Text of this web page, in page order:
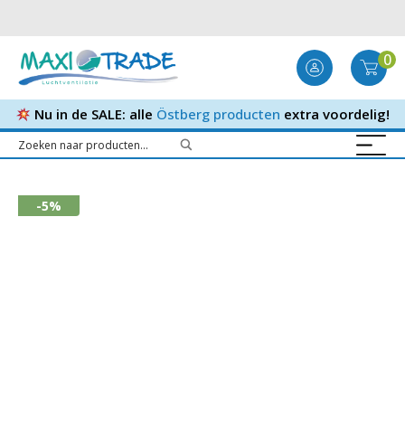
0
Nu in de SALE: alle Östberg producten extra voordelig!
-5%